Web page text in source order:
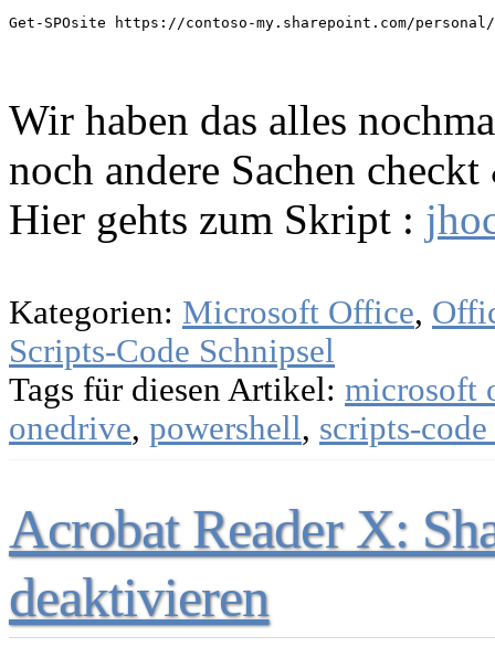
Get-SPOsite https://contoso-my.sharepoint.com/
Wir haben das alles
noch andere Sachen
Hier gehts zum Skript :
Kategorien: Microsoft Office,
Scripts-Code Schnipsel
Tags für diesen Artikel: microsoft
onedrive, powershell, scripts-
Acrobat Reader X:
deaktivieren